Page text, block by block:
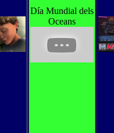
Día Mundial dels
Oceans